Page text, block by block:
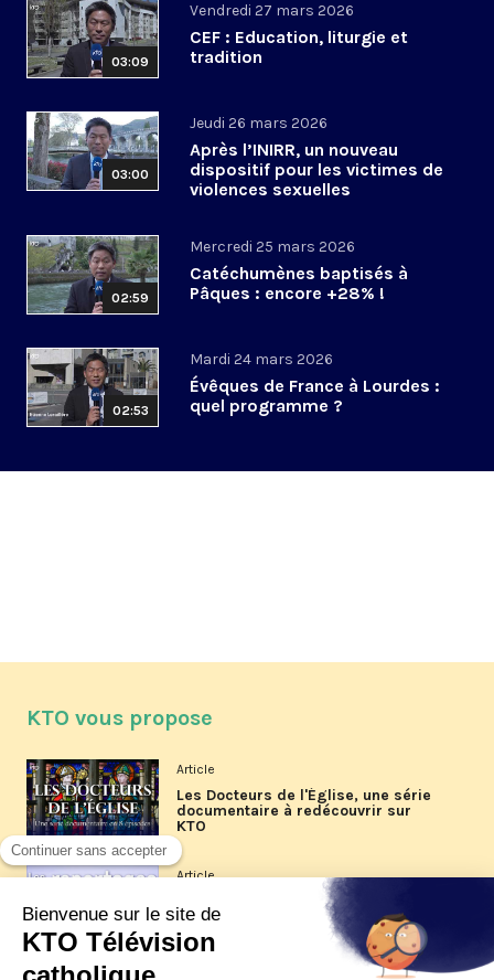
03:09
Vendredi 27 mars 2026
CEF : Education, liturgie et
tradition
03:00
Jeudi 26 mars 2026
Après l’INIRR, un nouveau
dispositif pour les victimes de
violences sexuelles
02:59
Mercredi 25 mars 2026
Catéchumènes baptisés à
Pâques : encore +28% !
02:53
Mardi 24 mars 2026
Évêques de France à Lourdes :
quel programme ?
KTO vous propose
Article
Les Docteurs de l'Église, une série
documentaire à redécouvrir sur
KTO
Article
Les reportages d'été 2026 de KTO